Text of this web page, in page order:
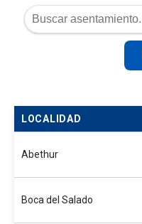
LOCALIDAD
Abethur
Boca del Salado